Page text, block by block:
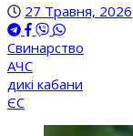
27 Травня, 2026
Свинарство
АЧС
дикі кабани
ЄС